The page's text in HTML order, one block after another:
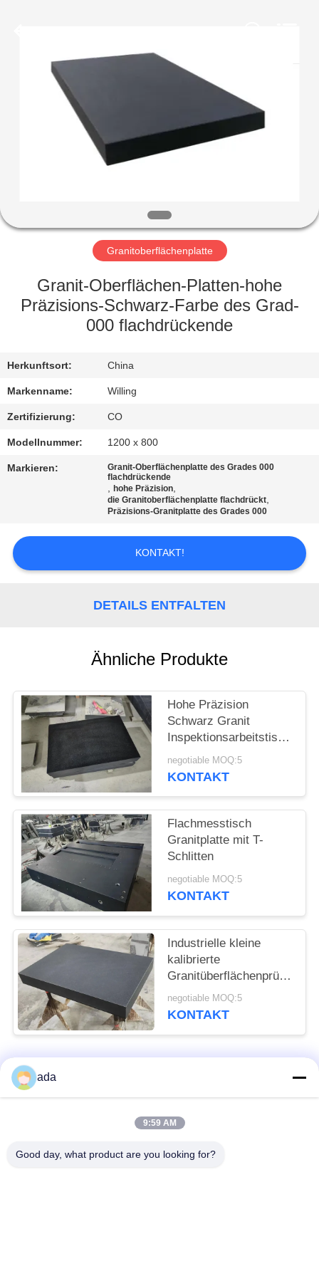
HAUS
PRODUKTE
FABRIK-
AUSFLUG
QUALITÄTSKONTROLLE
SIE
MIT
UNS
IN
VERBINDUNG
NACHRICHTEN
FORDERN
SIE EIN
PRIVACY
POLICY
Granitoberflächenplatte
Granit-Oberflächen-Platten-hohe
Präzisions-Schwarz-Farbe des Grad-
000 flachdrückende
Herkunftsort: China
Markenname: Willing
Zertifizierung: CO
Modellnummer: 1200 x 800
Markieren:
Granit-Oberflächenplatte des Grades 000
flachdrückende
,hohe Präzision,
die Granitoberflächenplatte flachdrückt,
Präzisions-Granitplatte des Grades 000
KONTAKT!
DETAILS ENTFALTEN
Ähnliche Produkte
Hohe Präzision
Schwarz Granit
Inspektionsarbeitstisch
00 Klasse
negotiable MOQ:5
KONTAKT
Flachmesstisch
Granitplatte mit T-
Schlitten
negotiable MOQ:5
KONTAKT
Industrielle kleine
kalibrierte
mit Ständer
negotiable MOQ:5
KONTAKT
Beliebte Kategorien Alle
Granitoberflächenplatte
ada
9:59 AM
Good day, what product are you looking for?